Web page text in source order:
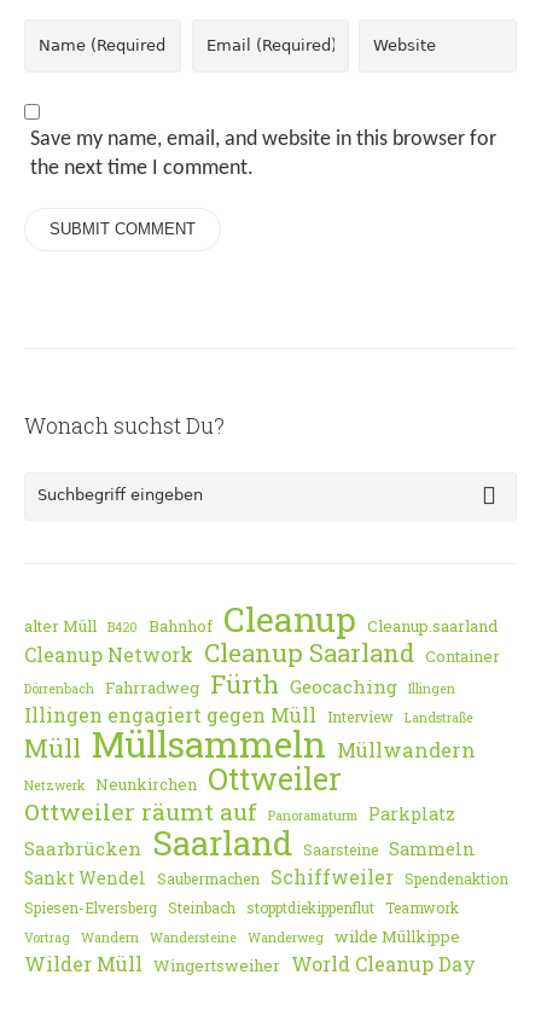
Save my name, email, and website in this browser for
the next time I comment.
Wonach suchst Du?
alter Müll B420 Bahnhof Cleanup Cleanup.saarland
Cleanup Network Cleanup Saarland Container
Dörrenbach Fahrradweg Fürth Geocaching Illingen
Illingen engagiert gegen Müll Interview Landstraße
Müll Müllsammeln Müllwandern
Netzwerk Neunkirchen Ottweiler
Ottweiler räumt auf Panoramaturm Parkplatz
Saarbrücken Saarland Saarsteine Sammeln
Sankt Wendel
Saubermachen Schiffweiler Spendenaktion
Spiesen-Elversberg Steinbach stopptdiekippenflut Teamwork
Vortrag Wandern Wandersteine Wanderweg wilde Müllkippe
Wilder Müll Wingertsweiher World Cleanup Day